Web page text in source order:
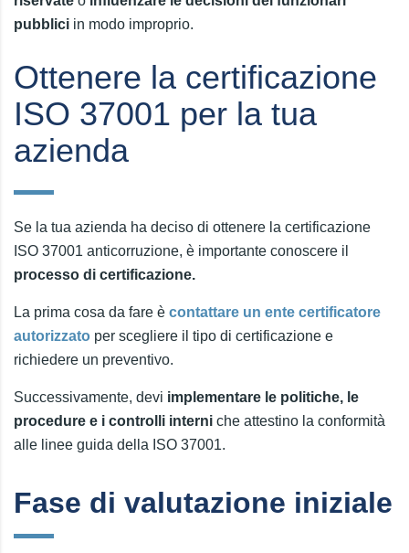
pubblici in modo improprio.
Ottenere la certificazione
ISO 37001 per la tua
azienda
Se la tua azienda ha deciso di ottenere la certificazione
ISO 37001 anticorruzione, è importante conoscere il
processo di certificazione.
La prima cosa da fare è contattare un ente certificatore
autorizzato per scegliere il tipo di certificazione e
richiedere un preventivo.
Successivamente, devi implementare le politiche, le
procedure e i controlli interni che attestino la conformità
alle linee guida della ISO 37001.
Fase di valutazione iniziale